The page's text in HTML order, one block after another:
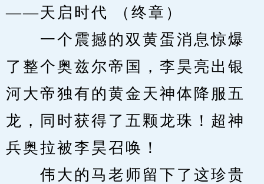
——天启时代 （终章）
一个震撼的双黄蛋消息惊爆
了整个奥兹尔帝国，李昊亮出银
河大帝独有的黄金天神体降服五
龙，同时获得了五颗龙珠！超神
兵奥拉被李昊召唤！
伟大的马老师留下了这珍贵